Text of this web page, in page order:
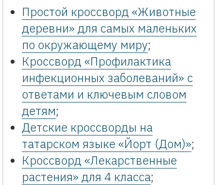
Простой кроссворд «Животные
деревни» для самых маленьких
по окружающему миру;
Кроссворд «Профилактика
инфекционных заболеваний» с
ответами и ключевым словом
детям;
Детские кроссворды на
татарском языке «Йорт (Дом)»;
Кроссворд «Лекарственные
растения» для 4 класса;